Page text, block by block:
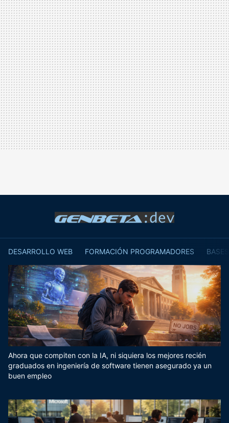
DESARROLLO WEB FORMACIÓN PROGRAMADORES
Ahora que compiten con la IA, ni siquiera los mejores recién
graduados en ingeniería de software tienen asegurado ya un
buen empleo